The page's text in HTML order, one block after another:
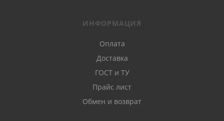
ИНФОРМАЦИЯ
Оплата
Доставка
ГОСТ и ТУ
Прайс лист
Обмен и возврат